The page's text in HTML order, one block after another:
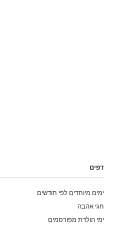
דפים
ימים מיוחדים לפי חודשים
חגי אהבה
ימי הולדת מפורסמים